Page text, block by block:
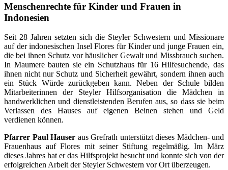
Menschenrechte für Kinder und Frauen in
Indonesien
Seit 28 Jahren setzten sich die Steyler Schwestern und Missionare
auf der indonesischen Insel Flores für Kinder und junge Frauen ein,
die bei ihnen Schutz vor häuslicher Gewalt und Missbrauch suchen.
In Maumere bauten sie ein Schutzhaus für 16 Hilfesuchende, das
ihnen nicht nur Schutz und Sicherheit gewährt, sondern ihnen auch
ein Stück Würde zurückgeben kann. Neben der Schule bilden
Mitarbeiterinnen der Steyler Hilfsorganisation die Mädchen in
handwerklichen und dienstleistenden Berufen aus, so dass sie beim
Verlassen des Hauses auf eigenen Beinen stehen und Geld
verdienen können.
Pfarrer Paul Hauser aus Grefrath unterstützt dieses Mädchen- und
Frauenhaus auf Flores mit seiner Stiftung regelmäßig. Im März
dieses Jahres hat er das Hilfsprojekt besucht und konnte sich von der
erfolgreichen Arbeit der Steyler Schwestern vor Ort überzeugen.